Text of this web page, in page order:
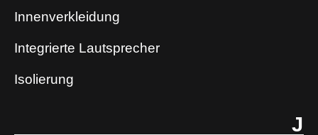
Innenverkleidung
Integrierte Lautsprecher
Isolierung
J